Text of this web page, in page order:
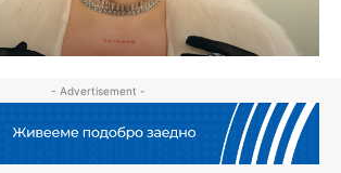
- Advertisement -